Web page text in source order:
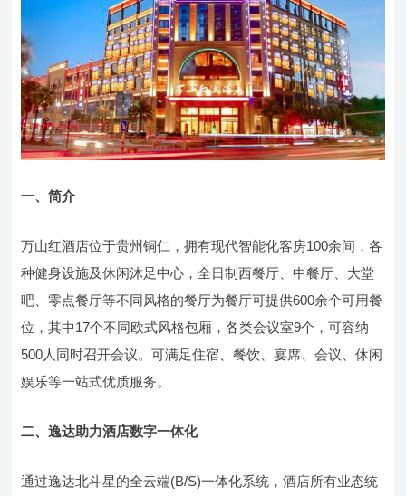
一、简介
万山红酒店位于贵州铜仁，拥有现代智能化客房100余间，各
种健身设施及休闲沐足中心，全日制西餐厅、中餐厅、大堂
吧、零点餐厅等不同风格的餐厅为餐厅可提供600余个可用餐
位，其中17个不同欧式风格包厢，各类会议室9个，可容纳
500人同时召开会议。可满足住宿、餐饮、宴席、会议、休闲
娱乐等一站式优质服务。
二、逸达助力酒店数字一体化
通过逸达北斗星的全云端(B/S)一体化系统，酒店所有业态统